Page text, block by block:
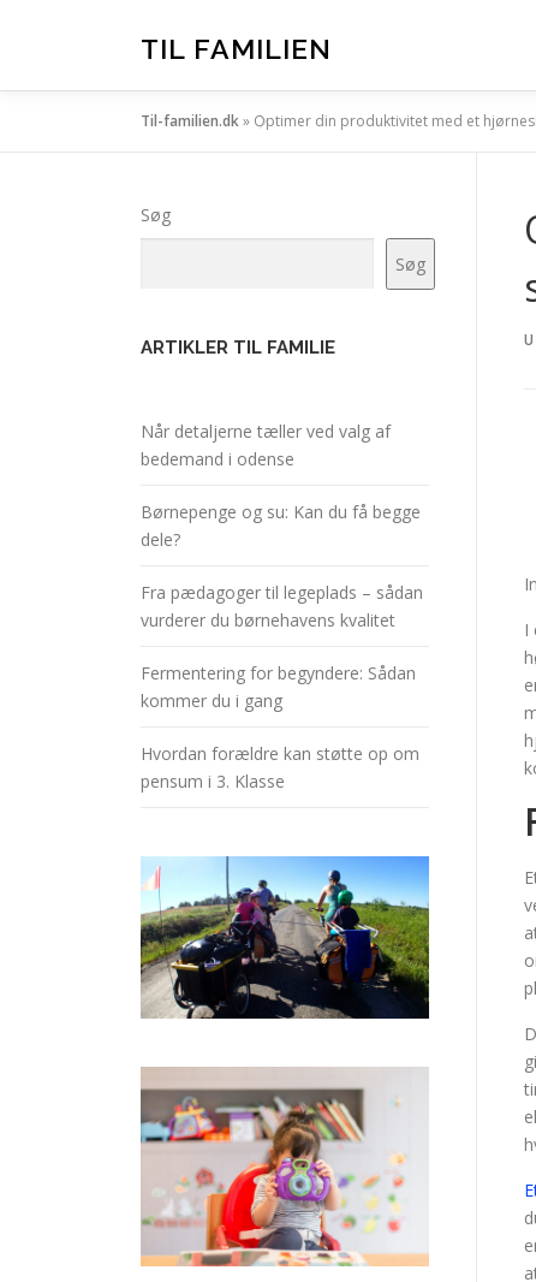
TIL FAMILIEN
Til-familien.dk» Optimer din produktivitet med et
I
Søg
Søg
ARTIKLER TIL FAMILIE
Når detaljerne tæller ved valg af
bedemand i odense
Børnepenge og su: Kan du få begge
dele?
Fra pædagoger til legeplads – sådan
vurderer du børnehavens kvalitet
Fermentering for begyndere: Sådan
kommer du i gang
Hvordan forældre kan støtte op om
pensum i 3. Klasse